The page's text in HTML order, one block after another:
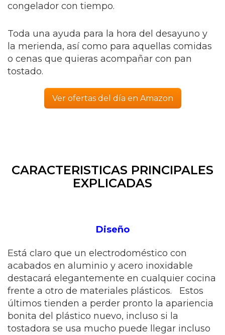
congelador con tiempo.
Toda una ayuda para la hora del desayuno y
la merienda, así como para aquellas comidas
o cenas que quieras acompañar con pan
tostado.
Ver ofertas del día en Amazon
CARACTERISTICAS PRINCIPALES
EXPLICADAS
Diseño
Está claro que un electrodoméstico con
acabados en aluminio y acero inoxidable
destacará elegantemente en cualquier cocina
frente a otro de materiales plásticos. Estos
últimos tienden a perder pronto la apariencia
bonita del plástico nuevo, incluso si la
tostadora se usa mucho puede llegar incluso